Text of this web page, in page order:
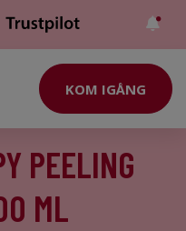
KOM IGÅNG
PEELING
ML